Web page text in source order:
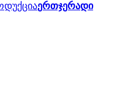
ერთჯერადი